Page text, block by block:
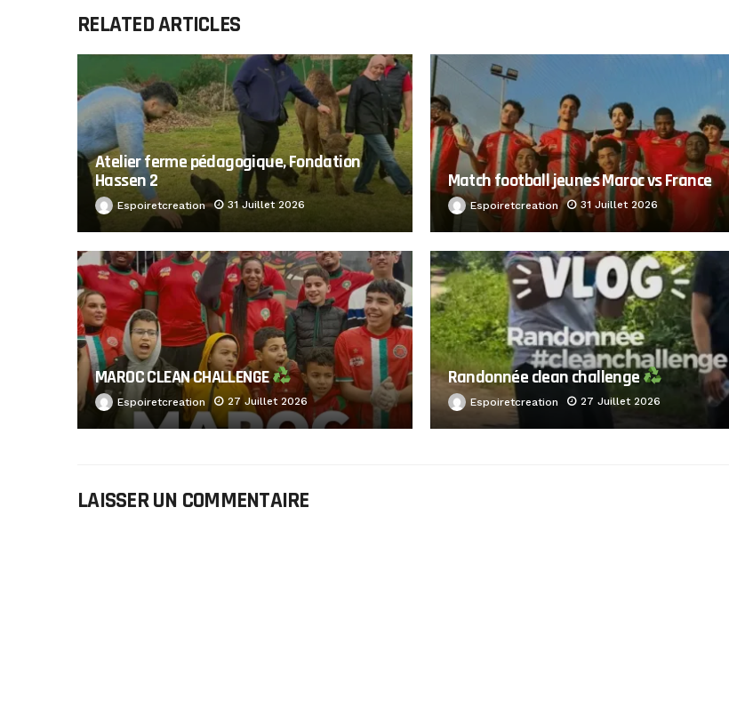
RELATED ARTICLES
Atelier ferme pédagogique, Fondation
Hassen 2
Espoiretcreation 31 Juillet 2026
Match football jeunes Maroc vs France
Espoiretcreation 31 Juillet 2026
MAROC CLEAN CHALLENGE
Espoiretcreation 27 Juillet 2026
Randonnée clean challenge
Espoiretcreation 27 Juillet 2026
LAISSER UN COMMENTAIRE